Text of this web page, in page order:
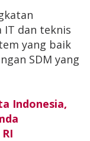
IT dan teknis
yang baik
SDM yang
Indonesia,